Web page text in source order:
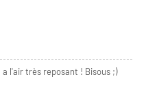
l'air très reposant ! Bisous ;)